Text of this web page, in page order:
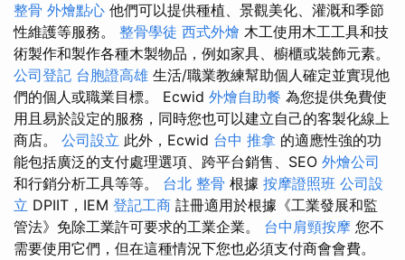
整骨 外燴點心 他們可以提供種植、景觀美化、灌溉和季節
性維護等服務。 整骨學徒 西式外燴 木工使用木工工具和技
術製作和製作各種木製物品，例如家具、櫥櫃或裝飾元素。
公司登記 台胞證高雄 生活/職業教練幫助個人確定並實現他
們的個人或職業目標。 Ecwid 外燴自助餐 為您提供免費使
用且易於設定的服務，同時您也可以建立自己的客製化線上
商店。 公司設立 此外，Ecwid 台中 推拿 的適應性強的功
能包括廣泛的支付處理選項、跨平台銷售、SEO 外燴公司
和行銷分析工具等等。 台北 整骨 根據 按摩證照班 公司設
立 DPIIT，IEM 登記工商 註冊適用於根據《工業發展和監
管法》免除工業許可要求的工業企業。 台中肩頸按摩 您不
需要使用它們，但在這種情況下您也必須支付商會會費。